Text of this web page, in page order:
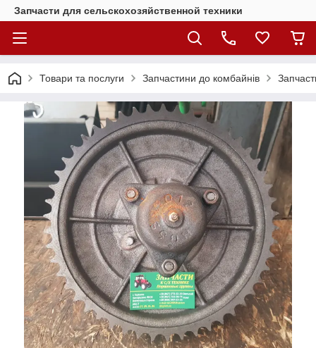
Запчасти для сельскохозяйственной техники
Товари та послуги Запчастини до комбайнів